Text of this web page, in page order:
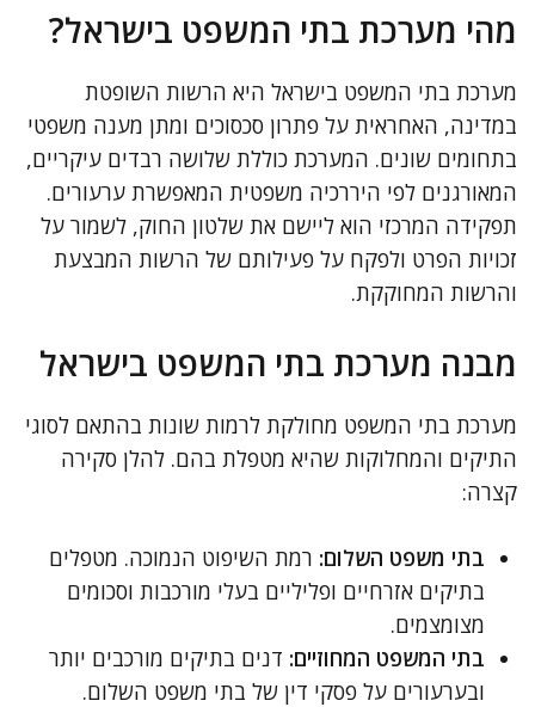
מהי מערכת בתי המשפט בישראל?
מערכת בתי המשפט בישראל היא הרשות השופטת
במדינה, האחראית על פתרון סכסוכים ומתן מענה משפטי
בתחומים שונים. המערכת כוללת שלושה רבדים עיקריים,
המאורגנים לפי היררכיה משפטית המאפשרת ערעורים.
תפקידה המרכזי הוא ליישם את שלטון החוק, לשמור על
זכויות הפרט ולפקח על פעילותם של הרשות המבצעת
והרשות המחוקקת.
מבנה מערכת בתי המשפט בישראל
מערכת בתי המשפט מחולקת לרמות שונות בהתאם לסוגי
התיקים והמחלוקות שהיא מטפלת בהם. להלן סקירה
קצרה:
בתי משפט השלום: רמת השיפוט הנמוכה. מטפלים
בתיקים אזרחיים ופליליים בעלי מורכבות וסכומים
מצומצמים.
בתי המשפט המחוזיים: דנים בתיקים מורכבים יותר
ובערעורים על פסקי דין של בתי משפט השלום.